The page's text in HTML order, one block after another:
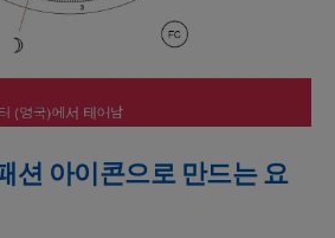
션 아이콘으로 만드는 요